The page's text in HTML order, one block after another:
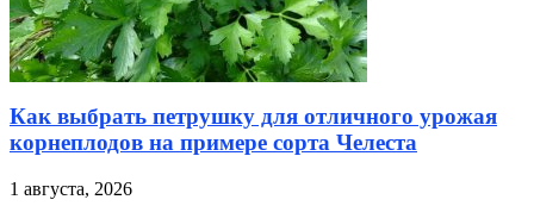
Как выбрать петрушку для отличного урожая
корнеплодов на примере сорта Челеста
1 августа, 2026